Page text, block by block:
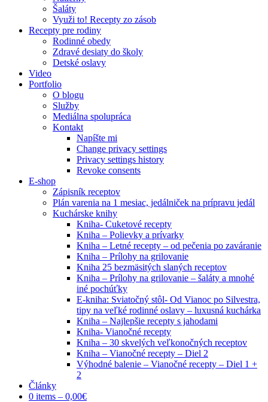
Šaláty
Využi to! Recepty zo zásob
Recepty pre rodiny
Rodinné obedy
Zdravé desiaty do školy
Detské oslavy
Video
Portfolio
O blogu
Služby
Mediálna spolupráca
Kontakt
Napíšte mi
Change privacy settings
Privacy settings history
Revoke consents
E-shop
Zápisník receptov
Plán varenia na 1 mesiac, jedálniček na prípravu jedál
Kuchárske knihy
Kniha- Cuketové recepty
Kniha – Polievky a prívarky
Kniha – Letné recepty – od pečenia po zaváranie
Kniha – Prílohy na grilovanie
Kniha 25 bezmäsitých slaných receptov
Kniha – Prílohy na grilovanie – šaláty a mnohé
iné pochúťky
E-kniha: Sviatočný stôl- Od Vianoc po Silvestra,
tipy na veľké rodinné oslavy – luxusná kuchárka
Kniha – Najlepšie recepty s jahodami
Kniha- Vianočné recepty
Kniha – 30 skvelých veľkonočných receptov
Kniha – Vianočné recepty – Diel 2
Výhodné balenie – Vianočné recepty – Diel 1 +
2
Články
0 items – 0,00€